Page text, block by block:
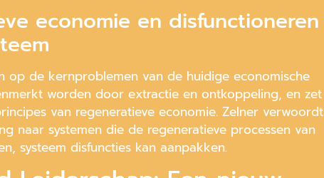
economie en disfunctioneren
op de kernproblemen van de huidige economische
worden door extractie en ontkoppeling, en zet
van regeneratieve economie. Zelner verwoordt
naar systemen die de regeneratieve processen van
systeem disfuncties kan aanpakken.